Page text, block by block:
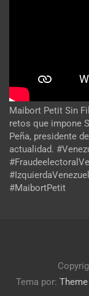
Maibort Petit Sin
retos que impone
Peña, presidente
actualidad.
#MaibortPetit
Tema por: